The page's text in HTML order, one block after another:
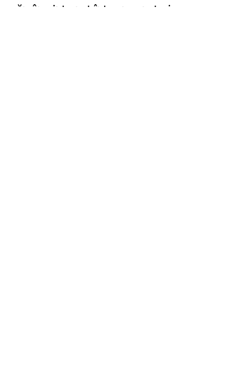
rămâne internat într-un sanatoriu